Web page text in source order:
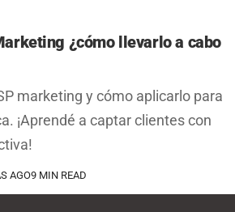
¿cómo llevarlo a cabo
marketing y cómo aplicarlo para
¡Aprendé a captar clientes con
AGO9 MIN READ